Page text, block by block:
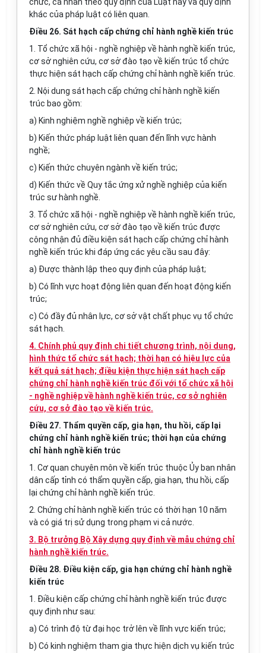
khác của pháp luật có liên quan.
Điều 26. Sát hạch cấp chứng chỉ hành nghề kiến trúc
1. Tổ chức xã hội - nghề nghiệp về hành nghề kiến trúc,
cơ sở nghiên cứu, cơ sở đào tạo về kiến trúc tổ chức
thực hiện sát hạch cấp chứng chỉ hành nghề kiến trúc.
2. Nội dung sát hạch cấp chứng chỉ hành nghề kiến
trúc bao gồm:
a) Kinh nghiệm nghề nghiệp về kiến trúc;
b) Kiến thức pháp luật liên quan đến lĩnh vực hành
nghề;
c) Kiến thức chuyên ngành về kiến trúc;
d) Kiến thức về Quy tắc ứng xử nghề nghiệp của kiến
trúc sư hành nghề.
3. Tổ chức xã hội - nghề nghiệp về hành nghề kiến trúc,
cơ sở nghiên cứu, cơ sở đào tạo về kiến trúc được
công nhận đủ điều kiện sát hạch cấp chứng chỉ hành
nghề kiến trúc khi đáp ứng các yêu cầu sau đây:
a) Được thành lập theo quy định của pháp luật;
b) Có lĩnh vực hoạt động liên quan đến hoạt động kiến
trúc;
c) Có đầy đủ nhân lực, cơ sở vật chất phục vụ tổ chức
sát hạch.
4. Chính phủ quy định chi tiết chương trình, nội dung,
hình thức tổ chức sát hạch; thời hạn có hiệu lực của
kết quả sát hạch; điều kiện thực hiện sát hạch cấp
chứng chỉ hành nghề kiến trúc đối với tổ chức xã hội
- nghề nghiệp về hành nghề kiến trúc, cơ sở nghiên
cứu, cơ sở đào tạo về kiến trúc.
Điều 27. Thẩm quyền cấp, gia hạn, thu hồi, cấp lại
chứng chỉ hành nghề kiến trúc; thời hạn của chứng
chỉ hành nghề kiến trúc
1. Cơ quan chuyên môn về kiến trúc thuộc Ủy ban nhân
dân cấp tỉnh có thẩm quyền cấp, gia hạn, thu hồi, cấp
lại chứng chỉ hành nghề kiến trúc.
2. Chứng chỉ hành nghề kiến trúc có thời hạn 10 năm
và có giá trị sử dụng trong phạm vi cả nước.
3. Bộ trưởng Bộ Xây dựng quy định về mẫu chứng chỉ
hành nghề kiến trúc.
Điều 28. Điều kiện cấp, gia hạn chứng chỉ hành nghề
kiến trúc
1. Điều kiện cấp chứng chỉ hành nghề kiến trúc được
quy định như sau:
a) Có trình độ từ đại học trở lên về lĩnh vực kiến trúc;
b) Có kinh nghiệm tham gia thực hiện dịch vụ kiến trúc